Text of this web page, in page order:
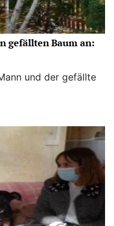
gefällten Baum an:
und der gefällte